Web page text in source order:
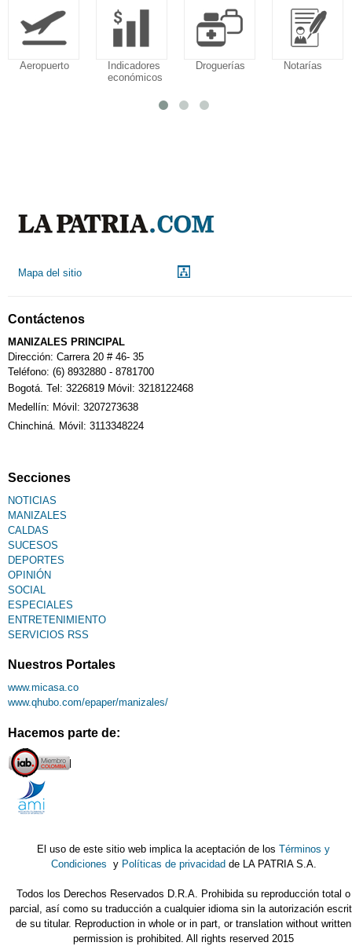
Aeropuerto
Indicadores
económicos
Droguerías Notarías
Mapa del sitio
Contáctenos
MANIZALES PRINCIPAL
Dirección: Carrera 20 # 46- 35
Teléfono: (6) 8932880 - 8781700
Bogotá. Tel: 3226819 Móvil: 3218122468
Medellín: Móvil: 3207273638
Chinchiná. Móvil: 3113348224
Secciones
NOTICIAS
MANIZALES
CALDAS
SUCESOS
DEPORTES
OPINIÓN
SOCIAL
ESPECIALES
ENTRETENIMIENTO
SERVICIOS RSS
Nuestros Portales
www.micasa.co
www.qhubo.com/epaper/manizales/
Hacemos parte de:
El uso de este sitio web implica la aceptación de losTérminos y
Condiciones y Políticas de privacidad de LA PATRIA S.A.
Todos los Derechos Reservados D.R.A. Prohibida su reproducción total o
parcial, así como su traducción a cualquier idioma sin la autorización
de su titular. Reproduction in whole or in part, or translation without written
permission is prohibited. All rights reserved 2015